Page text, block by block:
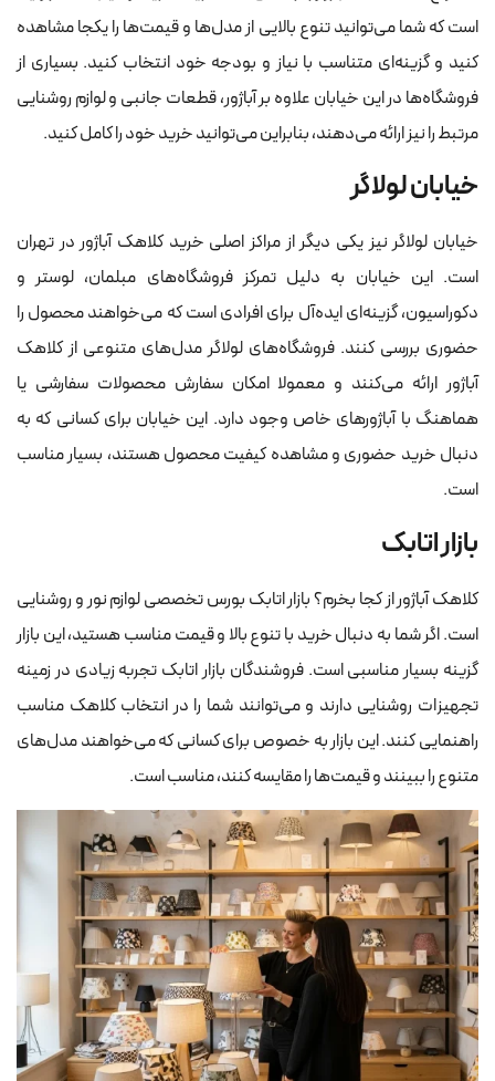
است که شما می‌توانید تنوع بالایی از مدل‌ها و قیمت‌ها را یکجا مشاهده
کنید و گزینه‌ای متناسب با نیاز و بودجه خود انتخاب کنید. بسیاری از
فروشگاه‌ها در این خیابان علاوه بر آباژور، قطعات جانبی و لوازم روشنایی
مرتبط را نیز ارائه می‌دهند، بنابراین می‌توانید خرید خود را کامل کنید.
خیابان لولاگر
خیابان لولاگر نیز یکی دیگر از مراکز اصلی خرید کلاهک آباژور در تهران
است. این خیابان به دلیل تمرکز فروشگاه‌های مبلمان، لوستر و
دکوراسیون، گزینه‌ای ایده‌آل برای افرادی است که می‌خواهند محصول را
حضوری بررسی کنند. فروشگاه‌های لولاگر مدل‌های متنوعی از کلاهک
آباژور ارائه می‌کنند و معمولا امکان سفارش محصولات سفارشی یا
هماهنگ با آباژورهای خاص وجود دارد. این خیابان برای کسانی که به
دنبال خرید حضوری و مشاهده کیفیت محصول هستند، بسیار مناسب
است.
بازار اتابک
کلاهک آباژور از کجا بخرم؟ بازار اتابک بورس تخصصی لوازم نور و روشنایی
است. اگر شما به دنبال خرید با تنوع بالا و قیمت مناسب هستید، این بازار
گزینه بسیار مناسبی است. فروشندگان بازار اتابک تجربه زیادی در زمینه
تجهیزات روشنایی دارند و می‌توانند شما را در انتخاب کلاهک مناسب
راهنمایی کنند. این بازار به خصوص برای کسانی که می‌خواهند مدل‌های
متنوع را ببینند و قیمت‌ها را مقایسه کنند، مناسب است.